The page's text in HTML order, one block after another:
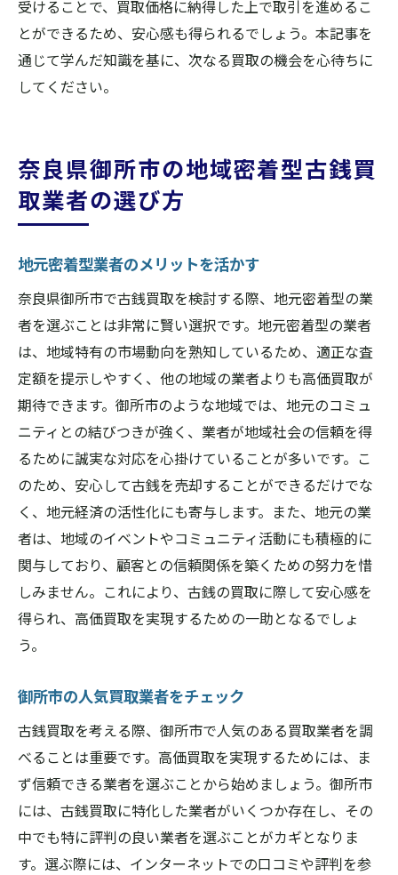
受けることで、買取価格に納得した上で取引を進めるこ
とができるため、安心感も得られるでしょう。本記事を
通じて学んだ知識を基に、次なる買取の機会を心待ちに
してください。
奈良県御所市の地域密着型古銭買
取業者の選び方
地元密着型業者のメリットを活かす
奈良県御所市で古銭買取を検討する際、地元密着型の業
者を選ぶことは非常に賢い選択です。地元密着型の業者
は、地域特有の市場動向を熟知しているため、適正な査
定額を提示しやすく、他の地域の業者よりも高価買取が
期待できます。御所市のような地域では、地元のコミュ
ニティとの結びつきが強く、業者が地域社会の信頼を得
るために誠実な対応を心掛けていることが多いです。こ
のため、安心して古銭を売却することができるだけでな
く、地元経済の活性化にも寄与します。また、地元の業
者は、地域のイベントやコミュニティ活動にも積極的に
関与しており、顧客との信頼関係を築くための努力を惜
しみません。これにより、古銭の買取に際して安心感を
得られ、高価買取を実現するための一助となるでしょ
う。
御所市の人気買取業者をチェック
古銭買取を考える際、御所市で人気のある買取業者を調
べることは重要です。高価買取を実現するためには、ま
ず信頼できる業者を選ぶことから始めましょう。御所市
には、古銭買取に特化した業者がいくつか存在し、その
中でも特に評判の良い業者を選ぶことがカギとなりま
す。選ぶ際には、インターネットでの口コミや評判を参